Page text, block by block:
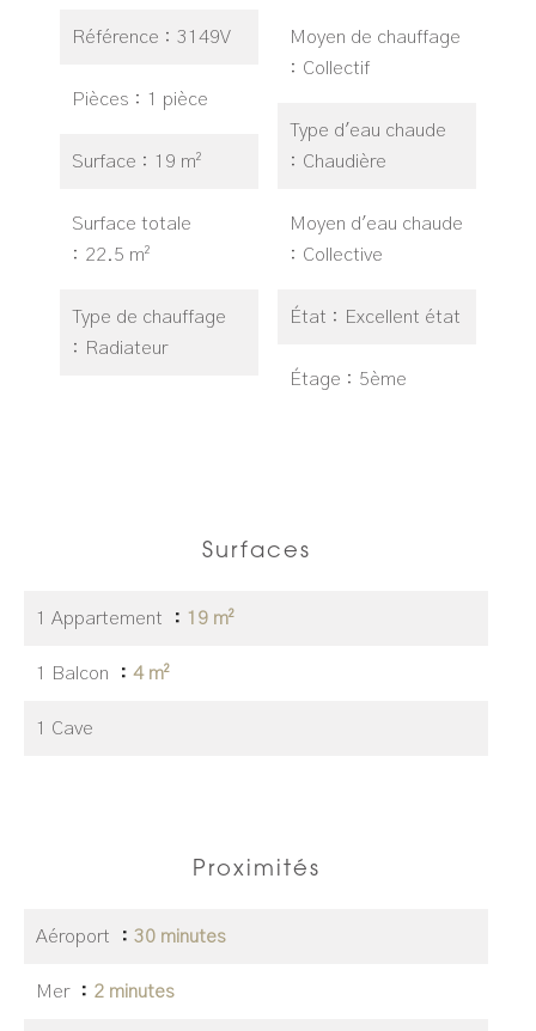
Référence 3149V
Pièces 1 pièce
Surface 19 m²
Surface totale
22.5 m²
Type de chauffage
Radiateur
Moyen de chauffage
Collectif
Type d'eau chaude
Chaudière
Moyen d'eau chaude
Collective
État Excellent état
Étage 5ème
Surfaces
1 Appartement 19 m²
1 Balcon 4 m²
1 Cave
Proximités
Aéroport 30 minutes
Mer 2 minutes